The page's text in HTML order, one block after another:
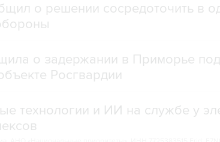
о решении сосредоточить в
о задержании в Приморье
Росгвардии
технологии и ИИ на службе у